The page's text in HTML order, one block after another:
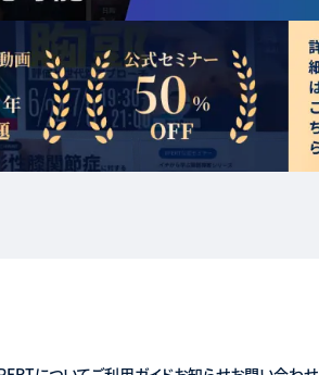
します。
報告（属性の